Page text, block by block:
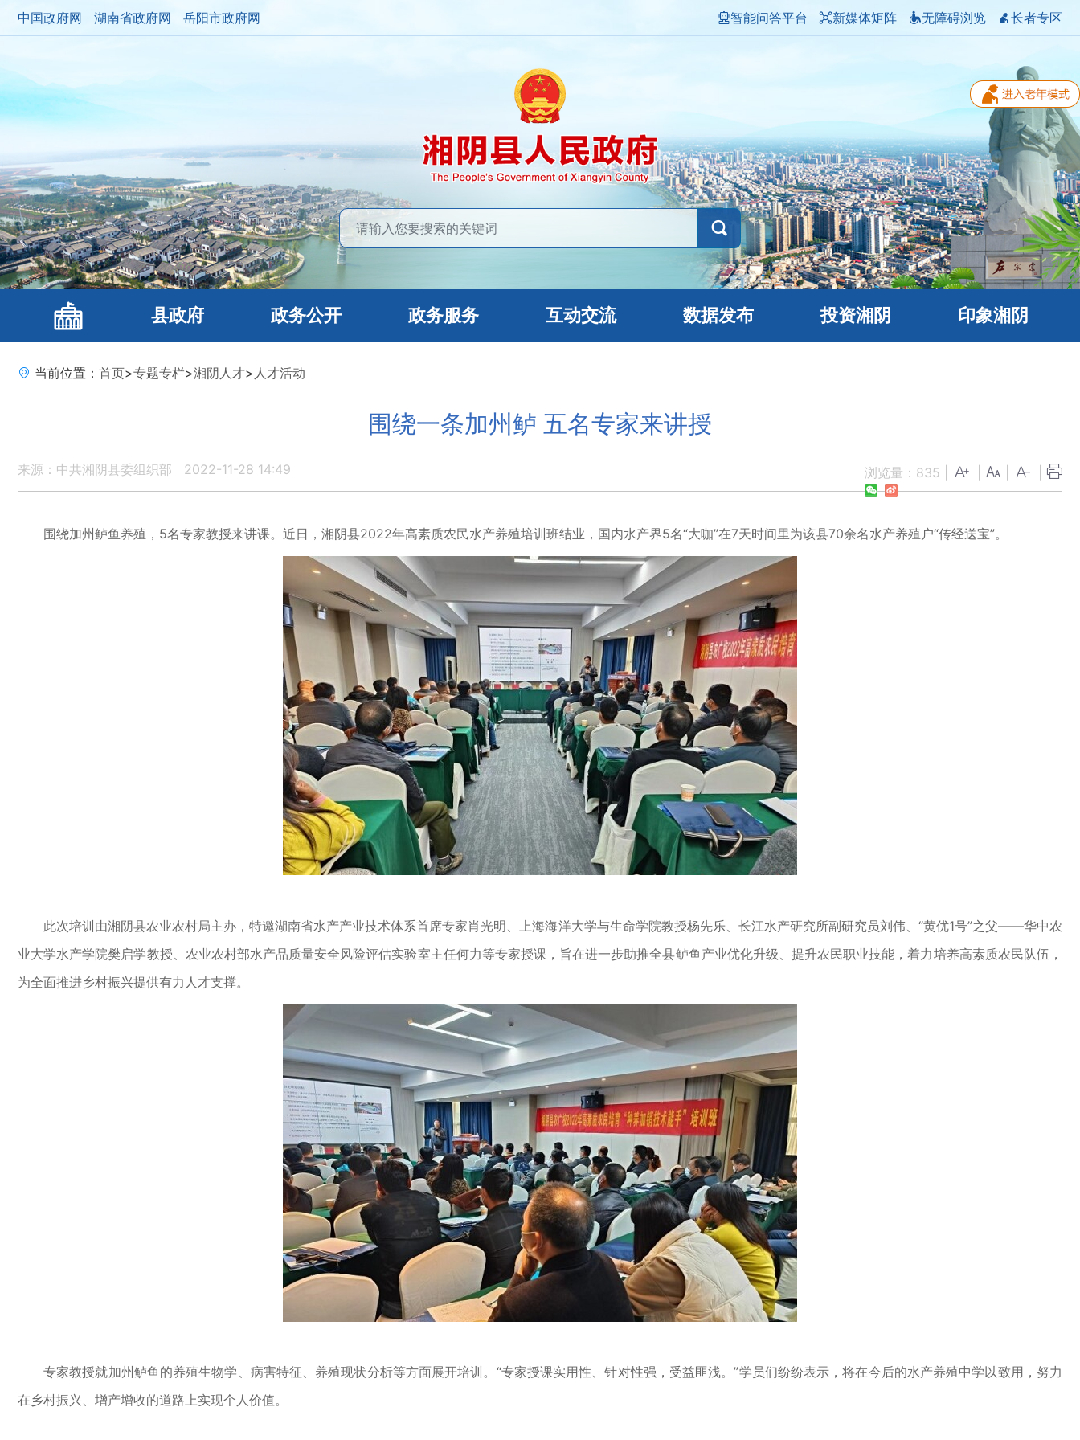
中国政府网 湖南省政府网 岳阳市政府网 智能问答平台 新媒体矩阵 无障碍浏览 长者专区
县政府 政务公开 政务服务 互动交流 数据发布 投资湘阴 印象湘阴
当前位置： 首页>专题专栏>湘阴人才> 人才活动
围绕一条加州鲈 五名专家来讲授
来源：中共湘阴县委组织部 2022-11-28 14:49 浏览量： 835
围绕加州鲈鱼养殖，5名专家教授来讲课。近日，湘阴县2022年高素质农民水产养殖培训班结业，国内水产界5名“大咖”在7天时间里为该县70余名水产养殖户“传经送宝”。
此次培训由湘阴县农业农村局主办，特邀湖南省水产产业技术体系首席专家肖光明、上海海洋大学与生命学院教授杨先乐、长江水产研究所副研究员刘伟、“黄优1号”之父——华中农
业大学水产学院樊启学教授、农业农村部水产品质量安全风险评估实验室主任何力等专家授课，旨在进一步助推全县鲈鱼产业优化升级、提升农民职业技能，着力培养高素质农民队伍，
为全面推进乡村振兴提供有力人才支撑。
专家教授就加州鲈鱼的养殖生物学、病害特征、养殖现状分析等方面展开培训。“专家授课实用性、针对性强，受益匪浅。”学员们纷纷表示，将在今后的水产养殖中学以致用，努力
在乡村振兴、增产增收的道路上实现个人价值。